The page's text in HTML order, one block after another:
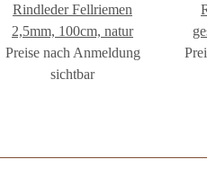
Rindleder Fellriemen
2,5mm, 100cm, natur
Preise nach Anmeldung
sichtbar